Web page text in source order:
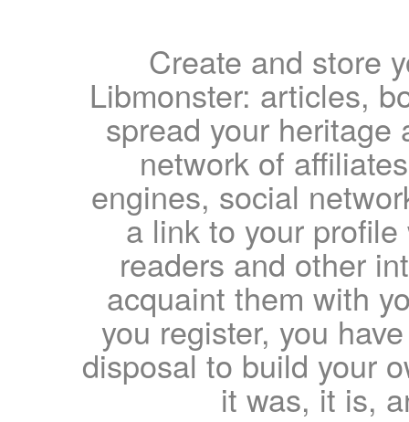
Create and store
Libmonster: articles,
spread your heritage
network of
engines, social
a link to your
readers and other
acquaint them with
you register, you
disposal to build your
it was, it is,